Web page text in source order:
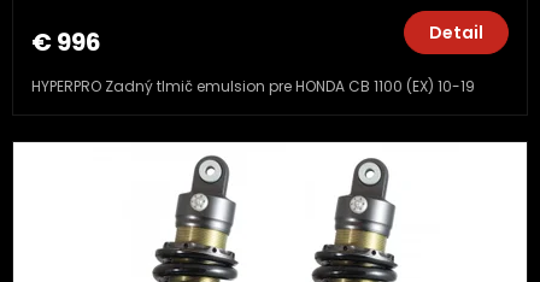
€ 996 Detail
HYPERPRO Zadný tlmič emulsion pre HONDA CB 1100 (EX) 10-19